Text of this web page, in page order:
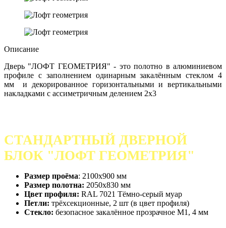
Описание
Дверь "ЛОФТ ГЕОМЕТРИЯ" - это полотно в алюминиевом
профиле с заполнением одинарным закалённым стеклом 4
мм и декорированное горизонтальными и вертикальными
накладками с ассиметричным делением 2х3
СТАНДАРТНЫЙ ДВЕРНОЙ
БЛОК "ЛОФТ ГЕОМЕТРИЯ"
Размер проёма: 2100х900 мм
Размер полотна: 2050х830 мм
Цвет профиля: RAL 7021 Тёмно-серый муар
Петли: трёхсекционные, 2 шт (в цвет профиля)
Стекло: безопасное закалённое прозрачное М1, 4 мм